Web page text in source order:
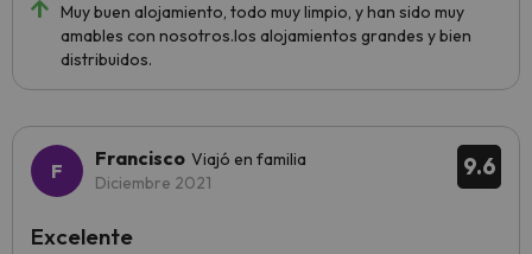
Muy buen alojamiento, todo muy limpio, y han sido muy
amables con nosotros.los alojamientos grandes y bien
distribuidos.
9.6
Francisco Viajó en familia
Diciembre 2021
Excelente